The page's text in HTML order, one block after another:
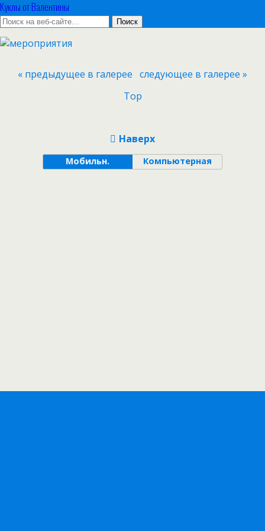
Куклы от Валентины
« предыдущее в галерее следующее в галерее »
Top
Наверх
Мобильн. Компьютерная